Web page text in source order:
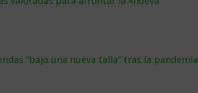
“bajo una nueva talla” tras la pandemia